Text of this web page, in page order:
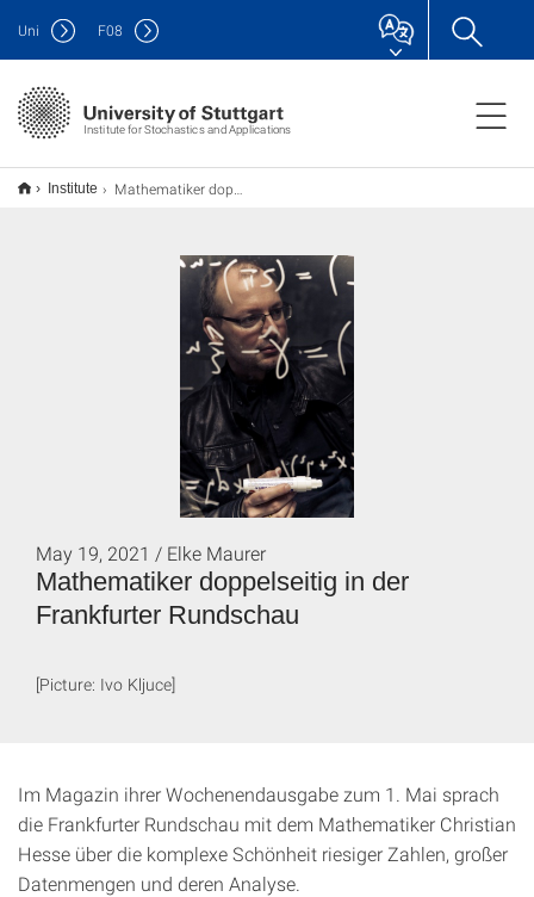
Institute for Stochastics and Applications
Uni F08
Institute Mathematiker doppelseitig in der Frankfurter Rundschau
Mathematiker doppelseitig in der
Frankfurter Rundschau
May 19, 2021 / Elke Maurer
[Picture: Ivo Kljuce]
Im Magazin ihrer Wochenendausgabe zum 1. Mai sprach
die Frankfurter Rundschau mit dem Mathematiker Christian
Hesse über die komplexe Schönheit riesiger Zahlen, großer
Datenmengen und deren Analyse.